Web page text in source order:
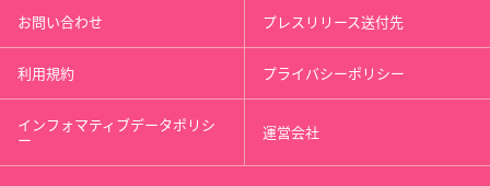
お問い合わせ プレスリリース送付先
利用規約 プライバシーポリシー
インフォマティブデータポリシ
ー 運営会社